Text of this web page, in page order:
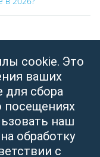
cookie. Это
ваших
для сбора
посещениях
наш
обработку
с